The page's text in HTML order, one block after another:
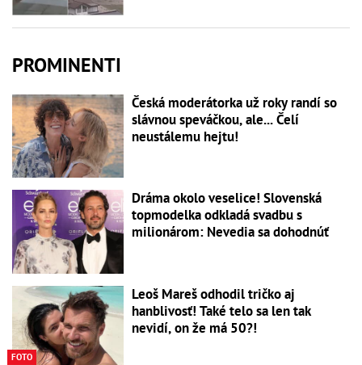
PROMINENTI
Česká moderátorka už roky randí so
slávnou speváčkou, ale... Čelí
neustálemu hejtu!
Dráma okolo veselice! Slovenská
topmodelka odkladá svadbu s
milionárom: Nevedia sa dohodnúť
FOTO
Leoš Mareš odhodil tričko aj
hanblivosť! Také telo sa len tak
nevidí, on že má 50?!